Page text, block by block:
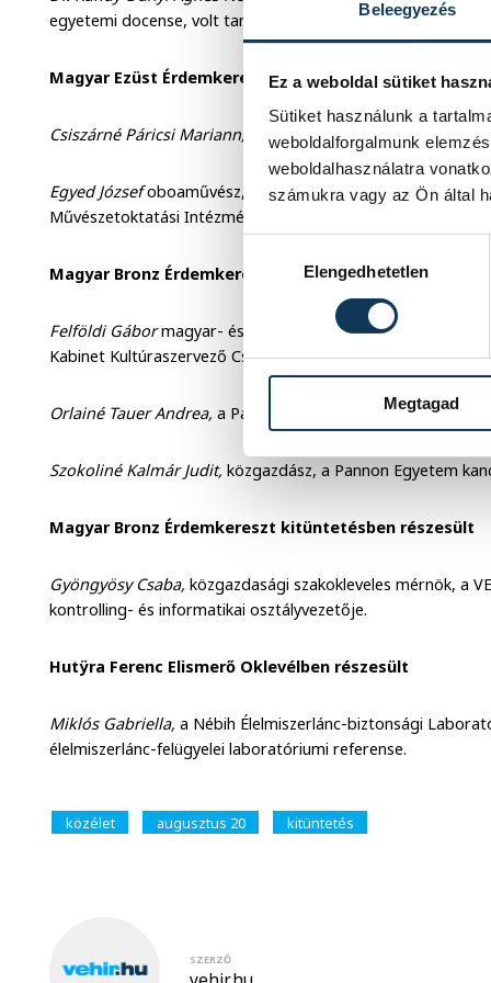
Beleegyezés
Ez a weboldal sütiket
Sütiket használunk a
weboldalforgalmunk
weboldalhasználatra
számukra vagy az Ön által
Elengedhetetlen
Megtagad
egyetemi docense, volt tanszékvezetője.
Magyar Ezüst Érdemkereszt polgári tagozatát
Csiszárné Páricsi Mariann, a Veszprémi Tankerületi
Egyed Józsefoboaművész, az egykori Veszprémi
Művészetoktatási Intézmény művésztanára.
Magyar Bronz Érdemkereszt polgári tagozat
Felföldi Gábormagyar- és drámapedagógia-tanár,
Kabinet Kultúraszervező Csoportjának vezetője,
Orlainé Tauer Andrea, a Pannon Egyetem Oktatási
Szokoliné Kalmár Judit,közgazdász, a Pannon Egyetem
Magyar Bronz Érdemkereszt kitüntetésben részesült
Gyöngyösy Csaba,közgazdasági szakokleveles mérnök, a
kontrolling- és informatikai osztályvezetője.
Hutÿra Ferenc Elismerő Oklevélben részesült
Miklós Gabriella,a Nébih Élelmiszerlánc-biztonsági
élelmiszerlánc-felügyelei laboratóriumi referense.
közélet augusztus 20 kitüntetés
SZERZŐ